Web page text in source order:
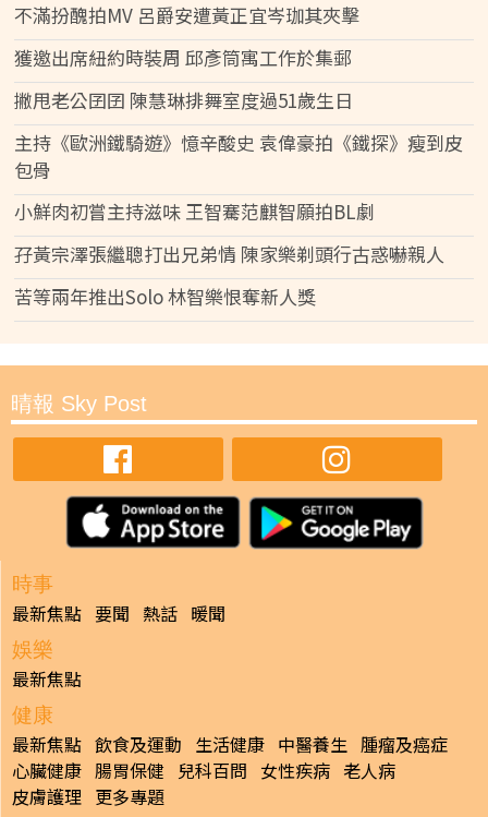
不滿扮醜拍MV 呂爵安遭黃正宜岑珈其夾擊
獲邀出席紐約時裝周 邱彥筒寓工作於集郵
撇甩老公囝囝 陳慧琳排舞室度過51歲生日
主持《歐洲鐵騎遊》憶辛酸史 袁偉豪拍《鐵探》瘦到皮
包骨
小鮮肉初嘗主持滋味 王智騫范麒智願拍BL劇
孖黃宗澤張繼聰打出兄弟情 陳家樂剃頭行古惑嚇親人
苦等兩年推出Solo 林智樂恨奪新人獎
晴報 Sky Post
時事
最新焦點 要聞 熱話 暖聞
娛樂
最新焦點
健康
最新焦點 飲食及運動 生活健康 中醫養生 腫瘤及癌症
心臟健康 腸胃保健 兒科百問 女性疾病 老人病
皮膚護理 更多專題